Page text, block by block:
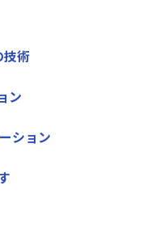
技術
ン
ション